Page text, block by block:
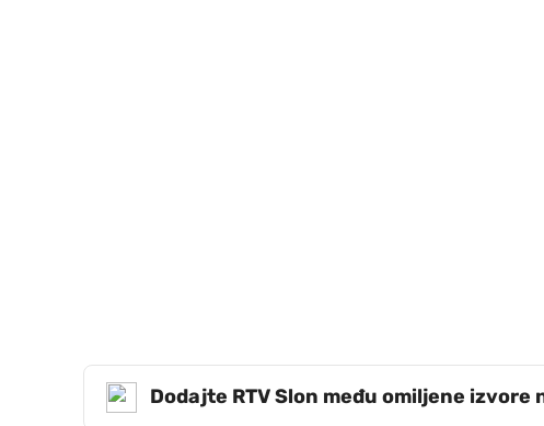
Dodajte RTV Slon među omiljene izvore